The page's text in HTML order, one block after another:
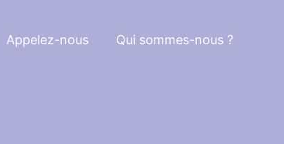
Appelez-nous Qui sommes-nous ?